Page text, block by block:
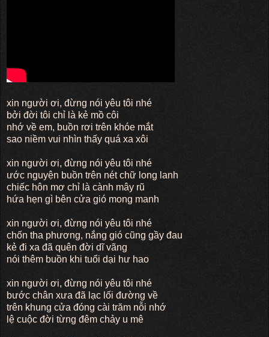
xin người ơi, đừng nói yêu tôi nhé
bởi đời tôi chỉ là kẻ mồ côi
nhớ về em, buồn rơi trên khóe mắt
sao niềm vui nhìn thấy quá xa xôi
xin người ơi, đừng nói yêu tôi nhé
ước nguyện buồn trên nét chữ long lanh
chiếc hôn mơ chỉ là cành mây rũ
hứa hẹn gì bên cửa gió mong manh
xin người ơi, đừng nói yêu tôi nhé
chốn tha phương, nắng gió cũng gầy đau
kẻ đi xa đã quên đời dĩ vãng
nói thêm buồn khi tuổi dại hư hao
xin người ơi, đừng nói yêu tôi nhé
bước chân xưa đã lạc lối đường về
trên khung cửa đóng cài trăm nỗi nhớ
lệ cuộc đời từng đêm chảy u mê